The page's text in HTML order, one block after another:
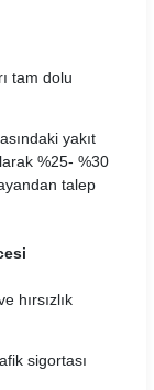
tam dolu
yakıt
%25- %30
talep
hırsızlık
sigortası